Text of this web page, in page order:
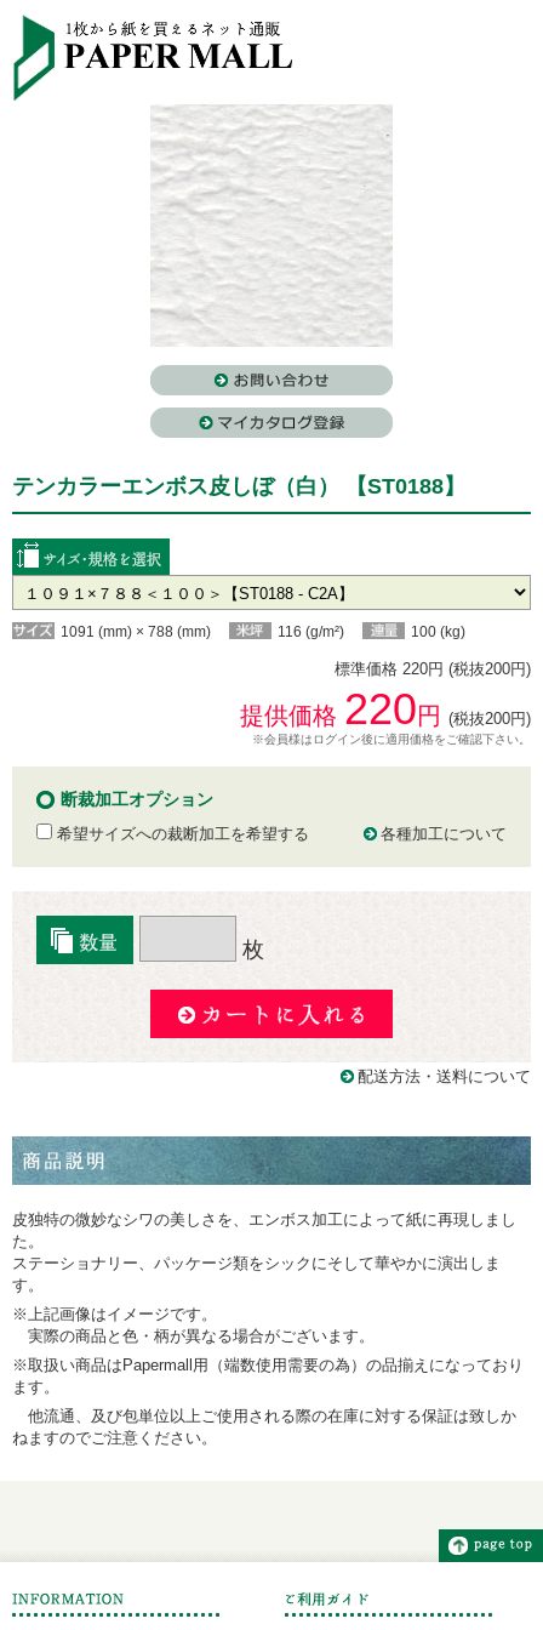
テンカラーエンボス皮しぼ（白） 【ST0188】
1091 (mm) × 788 (mm) 116 (g/m²) 100 (kg)
標準価格 220円 (税抜200円)
提供価格 220円 (税抜200円)
※会員様はログイン後に適用価格をご確認下さい。
断裁加工オプション
希望サイズへの裁断加工を希望する 各種加工について
枚
配送方法・送料について
皮独特の微妙なシワの美しさを、エンボス加工によって紙に再現しまし
た。
ステーショナリー、パッケージ類をシックにそして華やかに演出しま
す。
※上記画像はイメージです。
実際の商品と色・柄が異なる場合がございます。
※取扱い商品はPapermall用（端数使用需要の為）の品揃えになっており
ます。
他流通、及び包単位以上ご使用される際の在庫に対する保証は致しか
ねますのでご注意ください。